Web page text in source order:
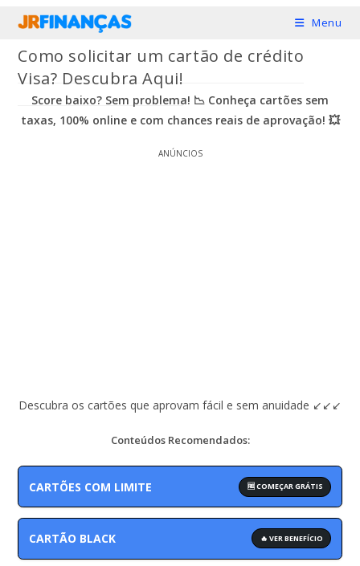
conteúdo
Menu
Como solicitar um cartão de crédito
Visa? Descubra Aqui!
Score baixo? Sem problema! 📉 Conheça cartões sem
taxas, 100% online e com chances reais de aprovação! 💥
ANÚNCIOS
Descubra os cartões que aprovam fácil e sem anuidade ↙️↙️↙️
Conteúdos Recomendados:
CARTÕES COM LIMITE 🆓 COMEÇAR GRÁTIS
CARTÃO BLACK 🔥 VER BENEFÍCIO